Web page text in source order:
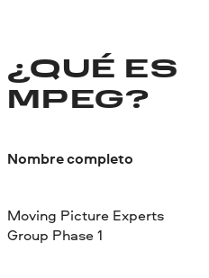
¿QUÉ ES
MPEG?
Nombre completo
Moving Picture Experts
Group Phase 1